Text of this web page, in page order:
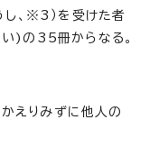
、※3）を受けた者
い)の35冊からなる。
えりみずに他人の